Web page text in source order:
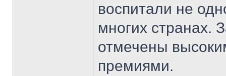
воспитали не
многих странах.
отмечены
премиями.